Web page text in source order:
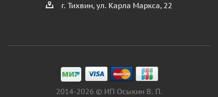
г. Тихвин, ул. Карла Маркса, 22
2014-2026 © ИП Осыкин В. П.